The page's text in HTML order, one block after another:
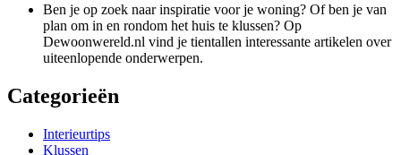
Ben je op zoek naar inspiratie voor je woning? Of ben je van
plan om in en rondom het huis te klussen? Op
Dewoonwereld.nl vind je tientallen interessante artikelen over
uiteenlopende onderwerpen.
Categorieën
Interieurtips
Klussen